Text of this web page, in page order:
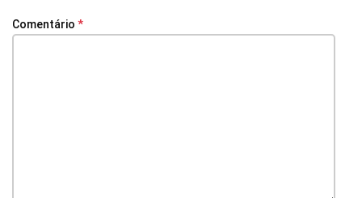
Comentário *